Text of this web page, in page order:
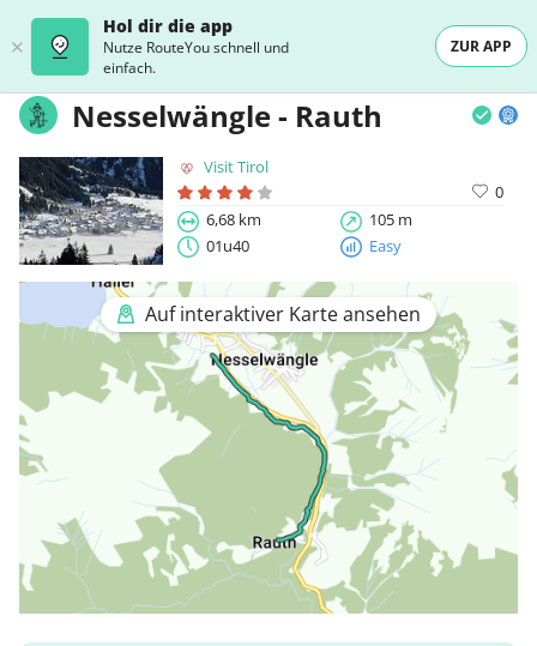
Hol dir die app
Nutze RouteYou schnell und
einfach.
ZUR APP
Nesselwängle - Rauth
Visit Tirol
0
6,68 km
105 m
01u40
Easy
Auf interaktiver Karte ansehen